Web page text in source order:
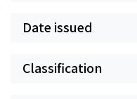
Date issued
Classification